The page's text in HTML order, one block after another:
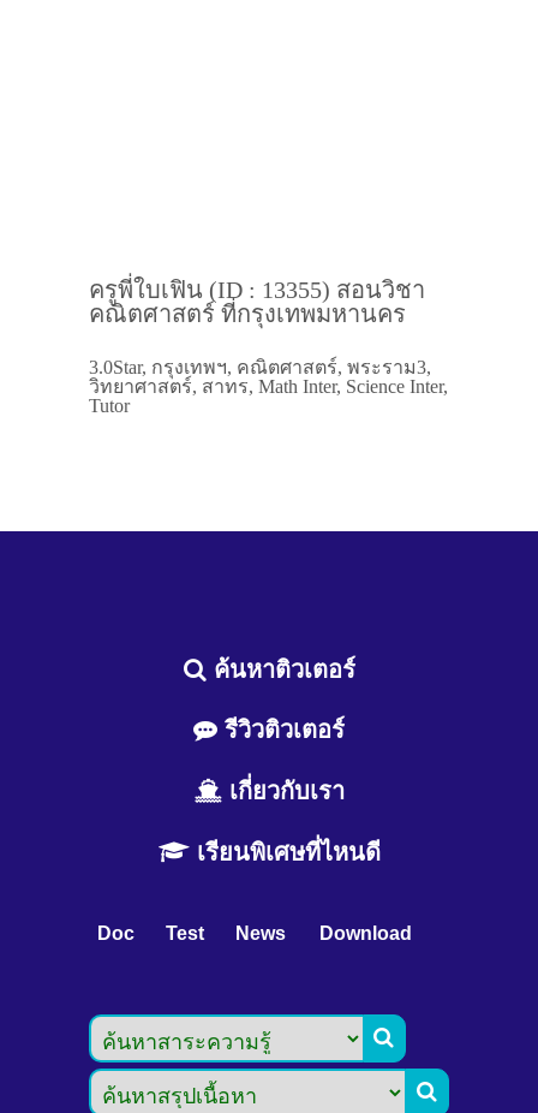
ครูพี่ใบเฟิน (ID : 13355) สอนวิชา
คณิตศาสตร์ ที่กรุงเทพมหานคร
3.0Star, กรุงเทพฯ, คณิตศาสตร์, พระราม3,
วิทยาศาสตร์, สาทร, Math Inter, Science Inter,
Tutor
ค้นหาติวเตอร์
รีวิวติวเตอร์
เกี่ยวกับเรา
เรียนพิเศษที่ไหนดี
Doc Test News Download

